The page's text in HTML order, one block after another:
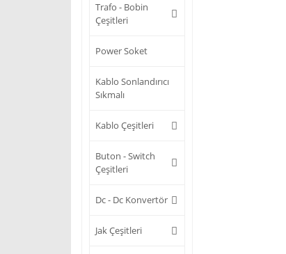
Trafo - Bobin
Çeşitleri
Power Soket
Kablo Sonlandırıcı
Sıkmalı
Kablo Çeşitleri
Buton - Switch
Çeşitleri
Dc - Dc Konvertör
Jak Çeşitleri